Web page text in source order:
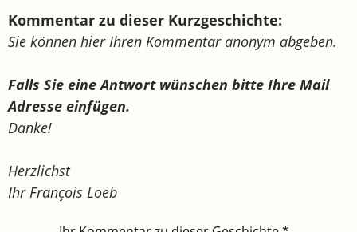
Kommentar zu dieser Kurzgeschichte:
Sie können hier Ihren Kommentar anonym abgeben.
Falls Sie eine Antwort wünschen bitte Ihre Mail
Adresse einfügen.
Danke!
Herzlichst
Ihr François Loeb